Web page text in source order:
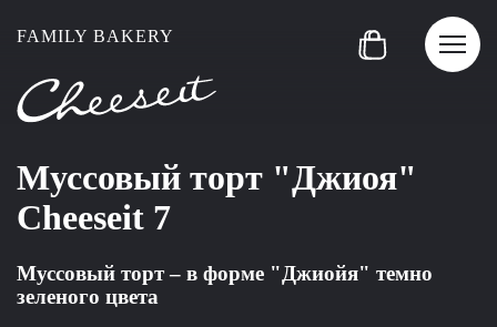
FAMILY BAKERY
Муссовый торт "Джиоя"
Cheeseit 7
Муссовый торт– в форме "Джиойя" темно
зеленого цвета